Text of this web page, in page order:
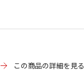
この商品の詳細を見る